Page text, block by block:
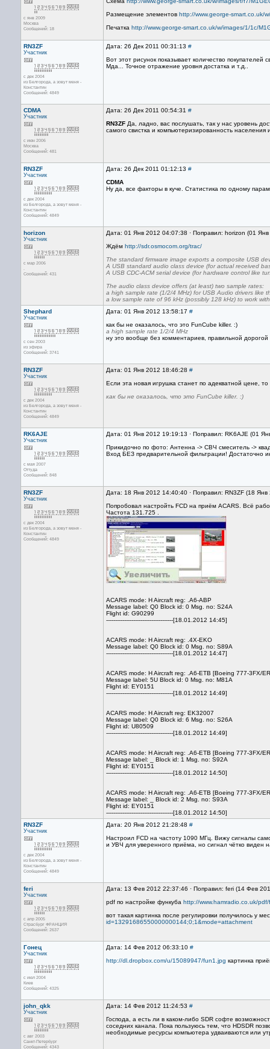
с янв 2009
Москва
Сообщений: 18
Размещение элементов http://www.george-smart.co.uk/
Печатка http://www.george-smart.co.uk/w/images/1/1c/
RN3ZF
Участник
с дек 2004
из Белгорода, а зовут меня -
Константин
Сообщений: 4849
Дата: 26 Дек 2011 00:31:13 #
Вот этот рисунок показывает количество покупателей
Мда... Точное отражение уровня достатка и т.д..
CDMA
Участник
с июн 2006
Москва
Сообщений: 481
Дата: 26 Дек 2011 00:54:31 #
RN3ZF Да, ладно, вас послушать, так у нас уровень
самого свистка и компьютеризированность
RN3ZF
Участник
с дек 2004
из Белгорода, а зовут меня -
Константин
Сообщений: 4849
Дата: 26 Дек 2011 01:12:13 #
CDMA
Ну да, все факторы в куче. Статистика по одному
horizon
Участник
с мар 2006
.
Сообщений: 431
Дата: 01 Янв 2012 04:07:38 · Поправил: horizon (01
Ждём http://sdr.osmocom.org/trac/
The standard firmware image exports a composite USB
A USB standard audio class device (for actual received
A USB CDC-ACM serial device (for hardware control like
The audio class device offers (at least) two sample rates:
a high sample rate (1/2/4 MHz) for USB Audio drivers like
a low sample rate of 96 kHz (possibly 128 kHz) to work
Shephard
Участник
с сен 2003
из эфира
Сообщений: 3741
Дата: 01 Янв 2012 13:58:17 #
как бы не оказалось, что это FunCube killer. :)
a high sample rate 1/2/4 MHz
ну это вообще без комментариев, правильной
RN3ZF
Участник
с дек 2004
из Белгорода, а зовут меня -
Константин
Сообщений: 4849
Дата: 01 Янв 2012 18:46:28 #
Если эта новая игрушка станет по адекватной цене,
как бы не оказалось, что это FunCube killer. :)
RK6AJE
Участник
с мая 2007
Оттуда
Сообщений: 848
Дата: 01 Янв 2012 19:19:13 · Поправил: RK6AJE (01
Прикидочно по фото: Антенна -> СВЧ смеситель ->
Вход БЕЗ предварительной фильтрации! Достаточно
RN3ZF
Участник
с дек 2004
из Белгорода, а зовут меня -
Константин
Сообщений: 4849
Дата: 18 Янв 2012 14:40:40 · Поправил: RN3ZF (18
Попробовал настройть FCD на приём ACARS. Всё
Частота 131.725 .
ACARS mode: H Aircraft reg: .A6-ABP
Message label: Q0 Block id: 0 Msg. no: S24A
Flight id: G90299
-------------------------------------[18.01.2012 14:45]
ACARS mode: H Aircraft reg: .4X-EKO
Message label: Q0 Block id: 0 Msg. no: S89A
-------------------------------------[18.01.2012 14:47]
ACARS mode: H Aircraft reg: .A6-ETB [Boeing 777-3FX/
Message label: 5U Block id: 0 Msg. no: M81A
Flight id: EY0151
-------------------------------------[18.01.2012 14:49]
ACARS mode: H Aircraft reg: EK32007
Message label: Q0 Block id: 6 Msg. no: S26A
Flight id: U80509
-------------------------------------[18.01.2012 14:49]
ACARS mode: H Aircraft reg: .A6-ETB [Boeing 777-3FX/
Message label: _ Block id: 1 Msg. no: S92A
Flight id: EY0151
-------------------------------------[18.01.2012 14:50]
ACARS mode: H Aircraft reg: .A6-ETB [Boeing 777-3FX/
Message label: _ Block id: 2 Msg. no: S93A
Flight id: EY0151
-------------------------------------[18.01.2012 14:50]
RN3ZF
Участник
с дек 2004
из Белгорода, а зовут меня -
Константин
Сообщений: 4849
Дата: 20 Янв 2012 21:28:48 #
Настроил FCD на частоту 1090 МГц. Вижу сигналы
и УВЧ для уверенного приёма, но сигнал чётко виден
feri
Участник
с апр 2005
Страсбург ФРАНЦИЯ
Сообщений: 2637
Дата: 13 Фев 2012 22:37:46 · Поправил: feri (14 Фев
pdf по настройке функуба http://www.hamradio.co.uk/
вот такая картинка после регулировки получилось у
id=13291686550000000144;0;1&mode=attachment
Гонец
Участник
с июл 2004
Киев
Сообщений: 4325
Дата: 14 Фев 2012 06:33:10 #
http://dl.dropbox.com/u/15089947/fun1.jpg картинка
john_qkk
Участник
с авг 2003
Санкт-Петербург
Сообщений: 4343
Дата: 14 Фев 2012 11:24:53 #
Господа, а есть ли в каком-либо SDR софте
соседних канала. Пока пользуюсь тем, что HDSDR
необходимые ресурсы компьютера удваиваются или